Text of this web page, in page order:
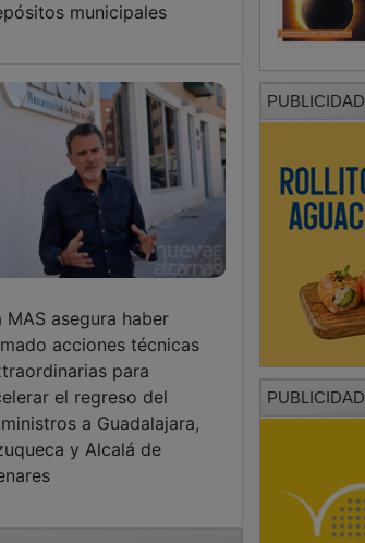
municipales
MAS asegura haber
acciones técnicas
para
el regreso del
a Guadalajara,
y Alcalá de
PUBLICIDAD
PUBLICIDAD